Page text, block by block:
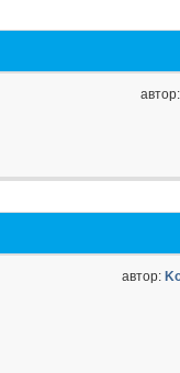
автор:
автор: